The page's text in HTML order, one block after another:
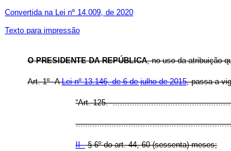
Convertida na Lei nº 14.009, de 2020
Texto para impressão
O PRESIDENTE DA REPÚBLICA, no uso da atribuição
Art. 1º ALei nº 13.146, de 6 de julho de 2015, passa a
“Art. 125.
II -§ 6º do art. 44, 60 (sessenta) meses;